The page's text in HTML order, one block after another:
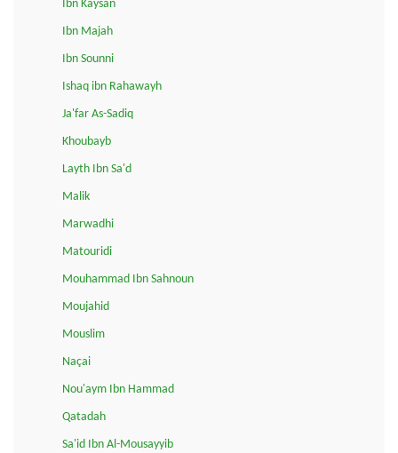
Ibn Kaysan
Ibn Majah
Ibn Sounni
Ishaq ibn Rahawayh
Ja'far As-Sadiq
Khoubayb
Layth Ibn Sa'd
Malik
Marwadhi
Matouridi
Mouhammad Ibn Sahnoun
Moujahid
Mouslim
Naçai
Nou'aym Ibn Hammad
Qatadah
Sa'id Ibn Al-Mousayyib